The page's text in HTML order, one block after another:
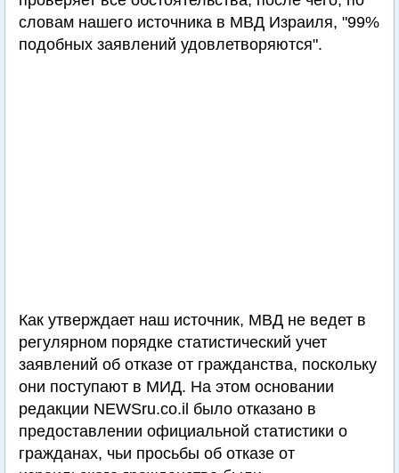
словам нашего источника в МВД Израиля, "99%
подобных заявлений удовлетворяются".
Как утверждает наш источник, МВД не ведет в
регулярном порядке статистический учет
заявлений об отказе от гражданства, поскольку
они поступают в МИД. На этом основании
редакции NEWSru.co.il было отказано в
предоставлении официальной статистики о
гражданах, чьи просьбы об отказе от